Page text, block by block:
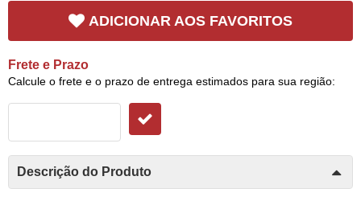
ADICIONAR AOS FAVORITOS
Frete e Prazo
Calcule o frete e o prazo de entrega estimados para sua região:
Descrição do Produto